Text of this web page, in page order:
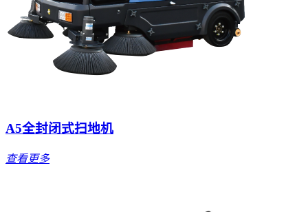
A5全封闭式扫地机
查看更多